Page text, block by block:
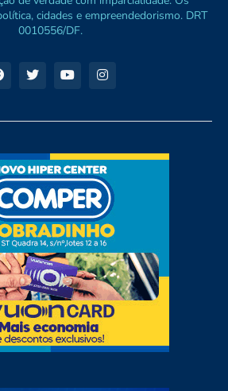
cidades e empreendedorismo. DRT
0010556/DF.